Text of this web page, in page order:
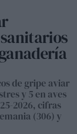
de gripe aviar
y 5 en aves
2026, cifras
(306) y